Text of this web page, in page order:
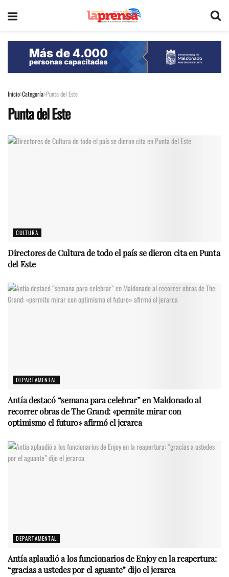
Inicio Categoría Punta del Este
Punta del Este
CULTURA
Directores de Cultura de todo el país se dieron cita en Punta
del Este
DEPARTAMENTAL
Antía destacó “semana para celebrar” en Maldonado al
recorrer obras de The Grand: «permite mirar con
optimismo el futuro» afirmó el jerarca
DEPARTAMENTAL
Antía aplaudió a los funcionarios de Enjoy en la reapertura:
“gracias a ustedes por el aguante” dijo el jerarca